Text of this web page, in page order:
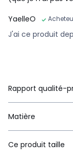
YaelleO
J'ai ce produit
Rapport qualité-
Matière
Ce produit taille